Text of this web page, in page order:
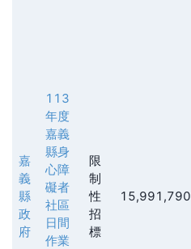
嘉
義
縣
政
府
113
年度
嘉義
縣身
心障
礙者
社區
日間
作業
限
制
性
招
標
15,991,790